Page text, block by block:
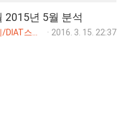
2015년 5월 분석
DIAT 기출문제/DIAT스프레드시트(엑셀) · 2016. 3. 15. 22:37